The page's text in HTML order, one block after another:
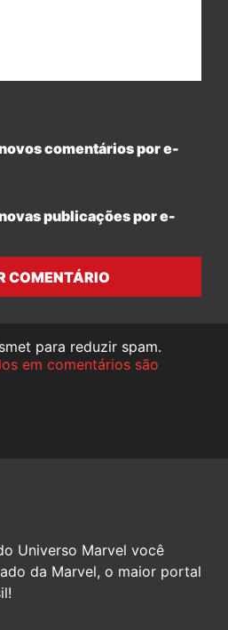
comentários por e-
publicações por e-
COMENTÁRIO
para reduzir spam.
em comentários são
Universo Marvel você
da Marvel, o maior portal